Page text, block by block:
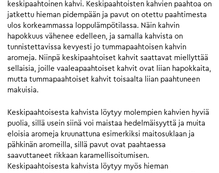
keskipaahtoinen kahvi. Keskipaahtoisten kahvien paahtoa on
jatkettu hieman pidempään ja pavut on otettu paahtimesta
ulos korkeammassa loppulämpötilassa. Näin kahvin
hapokkuus vähenee edelleen, ja samalla kahvista on
tunnistettavissa kevyesti jo tummapaahtoisen kahvin
aromeja. Niinpä keskipaahtoiset kahvit saattavat miellyttää
sellaisia, joille vaaleapaahtoiset kahvit ovat liian hapokkaita,
mutta tummapaahtoiset kahvit toisaalta liian paahtuneen
makuisia.
Keskipaahtoisesta kahvista löytyy molempien kahvien hyviä
puolia, sillä usein siinä voi maistaa hedelmäisyyttä ja muita
eloisia aromeja kruunattuna esimerkiksi maitosuklaan ja
pähkinän aromeilla, sillä pavut ovat paahtaessa
saavuttaneet rikkaan karamellisoitumisen.
Keskipaahtoisesta kahvista löytyy myös hieman